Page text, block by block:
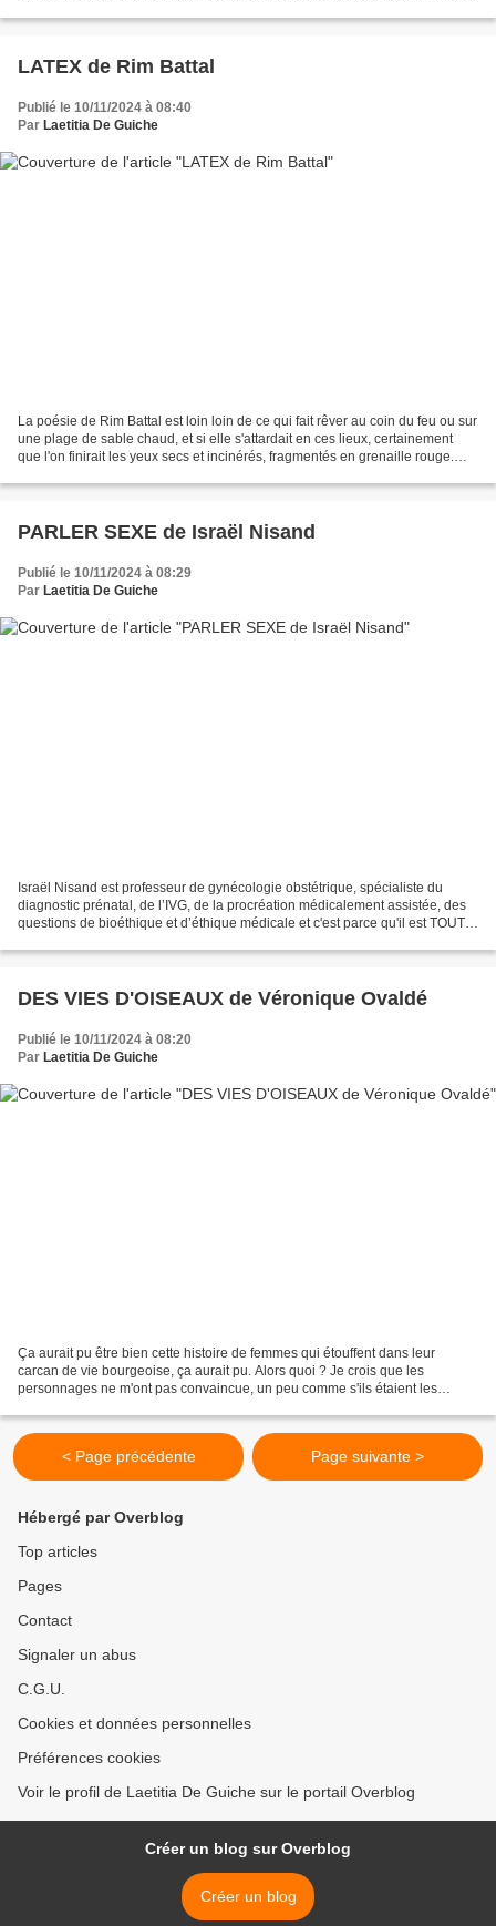
LATEX de Rim Battal
Publié le 10/11/2024 à 08:40
Par Laetitia De Guiche
La poésie de Rim Battal est loin loin de ce qui fait rêver au coin du feu ou sur
une plage de sable chaud, et si elle s'attardait en ces lieux, certainement
que l'on finirait les yeux secs et incinérés, fragmentés en grenaille rouge.
PARLER SEXE de Israël Nisand
Publié le 10/11/2024 à 08:29
Par Laetitia De Guiche
Israël Nisand est professeur de gynécologie obstétrique, spécialiste du
diagnostic prénatal, de l’IVG, de la procréation médicalement assistée, des
questions de bioéthique et d’éthique médicale et c'est parce qu'il est TOUT
DES VIES D'OISEAUX de Véronique Ovaldé
Publié le 10/11/2024 à 08:20
Par Laetitia De Guiche
Ça aurait pu être bien cette histoire de femmes qui étouffent dans leur
carcan de vie bourgeoise, ça aurait pu. Alors quoi ? Je crois que les
personnages ne m'ont pas convaincue, un peu comme s'ils étaient les
< Page précédente Page suivante >
Hébergé par Overblog
Top articles
Pages
Contact
Signaler un abus
C.G.U.
Cookies et données personnelles
Préférences cookies
Voir le profil de Laetitia De Guiche sur le portail Overblog
Créer un blog sur Overblog
Créer un blog